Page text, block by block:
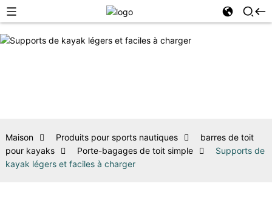
Maison Produits pour sports nautiques
barres de toit
pour kayaks
Porte-bagages de toit simple
Supports de
kayak légers et faciles à charger